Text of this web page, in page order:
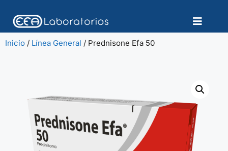
Inicio / Línea General / Prednisone Efa 50